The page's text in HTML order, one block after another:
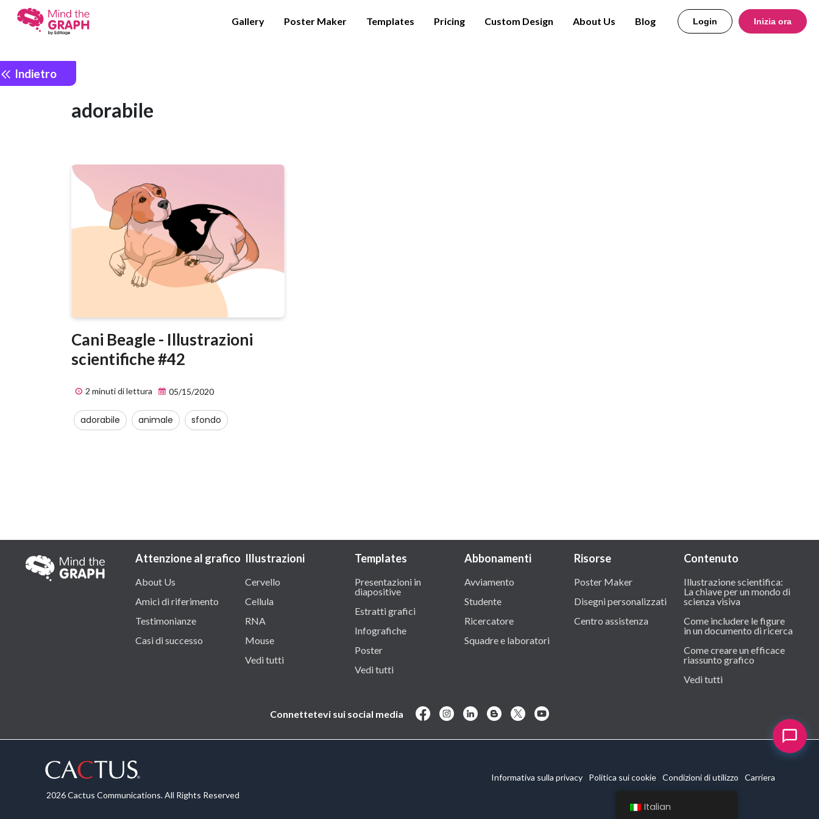
Gallery Poster Maker Templates Pricing Custom Design About Us Blog Login Inizia ora
Indietro
adorabile
Cani Beagle - Illustrazioni
scientifiche #42
2 minuti di lettura 05/15/2020
adorabile animale sfondo
Attenzione al grafico
About Us
Amici di riferimento
Testimonianze
Casi di successo
Illustrazioni
Cervello
Cellula
RNA
Mouse
Vedi tutti
Templates
Presentazioni in
diapositive
Estratti grafici
Infografiche
Poster
Vedi tutti
Abbonamenti
Avviamento
Studente
Ricercatore
Squadre e laboratori
Risorse
Poster Maker
Disegni personalizzati
Centro assistenza
Contenuto
Illustrazione scientifica:
La chiave per un mondo di
scienza visiva
Come includere le figure
in un documento di ricerca
Come creare un efficace
riassunto grafico
Vedi tutti
Connettetevi sui social media
2026 Cactus Communications. All Rights Reserved
Informativa sulla privacy Politica sui cookie Condizioni di utilizzo Carriera
Italian